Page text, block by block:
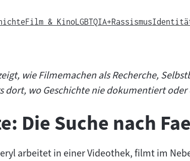
Film & KinoLGBTQIA+Rassismus
wie Filmemachen als Recherche,
wo Geschichte nie dokumentiert oder
Die Suche nach
arbeitet in einer Videothek, filmt im